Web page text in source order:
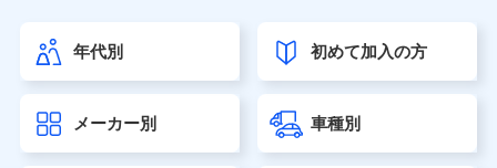
第一ネオ生命保険株式会社（https://neofirst.co.jp/）
大樹生命保険株式会社（https://www.taiju-life.co.jp）
seimei.co.jp）
チューリッヒ生命保険株式会社
年代別 初めて加入の方
メーカー別 車種別